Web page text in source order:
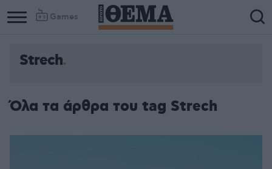
Games
Strech
Όλα τα άρθρα του tag Strech